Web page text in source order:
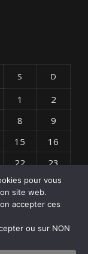
S D
1
2
8
9
15
16
22
23
29
30
pour vous
site web.
accepter ces
ou sur NON